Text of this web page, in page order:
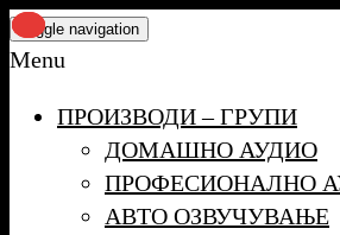
Skip
to
content
Toggle navigation
Menu
ПРОИЗВОДИ – ГРУПИ
ДОМАШНО АУДИО
ПРОФЕСИОНАЛНО
АВТО ОЗВУЧУВАЊЕ